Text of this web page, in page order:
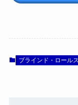
ブラインド・ロール